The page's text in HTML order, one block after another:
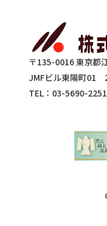
〒135-0016 東京都
JMFビル東陽町01
TEL：03-5690-2251